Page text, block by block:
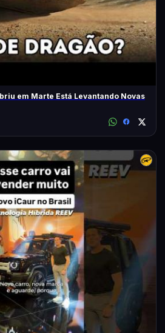
em Marte Está Levantando Novas